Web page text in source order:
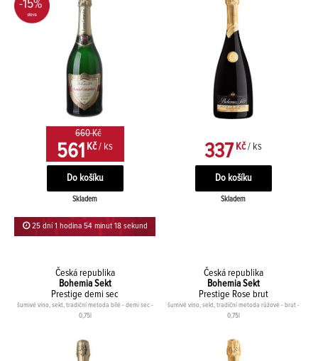
-15%
660 Kč
561 Kč / ks
Skladem
25 dní 1 hodina 54 minut 18 sekund
337Kč / ks
Skladem
Česká republika
Bohemia Sekt
Prestige demi sec
šumivé víno, sekt, tradiční metoda bílé - demi sec -
0,75l
Česká republika
Bohemia Sekt
Prestige Rose brut
šumivé víno, sekt, tradiční metoda růžové - brut -
0,75l